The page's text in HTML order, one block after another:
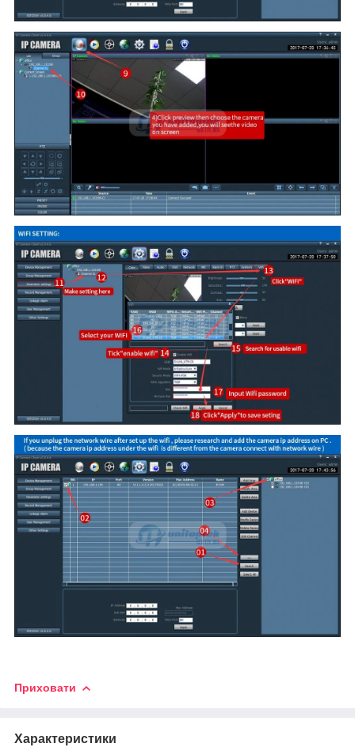
Приховати
Характеристики